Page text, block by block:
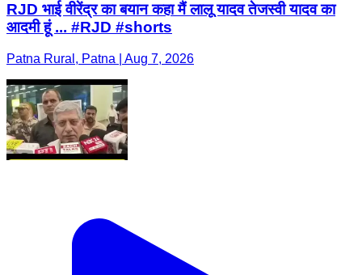
RJD भाई वीरेंद्र का बयान कहा मैं लालू यादव तेजस्वी यादव का
आदमी हूं ... #RJD #shorts
Patna Rural, Patna | Aug 7, 2026